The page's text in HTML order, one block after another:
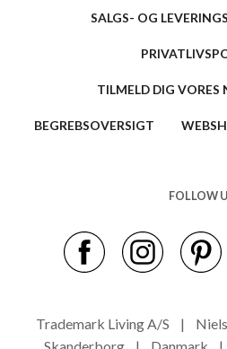
SALGS- OG
TILMELD DIG VORES
BEGREBSOVERSIGT
FOLLOW
Trademark Living A/S |